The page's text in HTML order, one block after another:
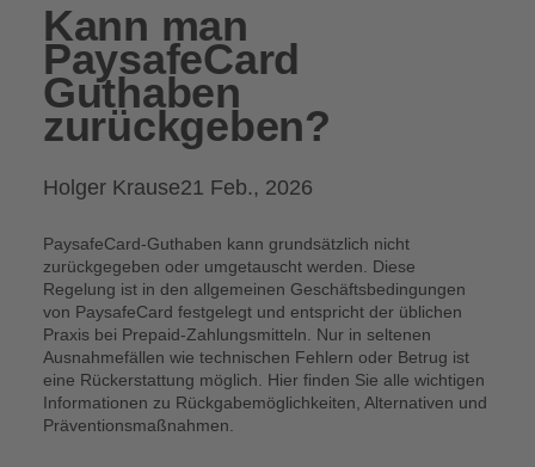
Kann man
PaysafeCard
Guthaben
zurückgeben?
Posted
Holger Krause21 Feb., 2026
PaysafeCard-Guthaben kann grundsätzlich nicht
zurückgegeben oder umgetauscht werden. Diese
Regelung ist in den allgemeinen Geschäftsbedingungen
von PaysafeCard festgelegt und entspricht der üblichen
Praxis bei Prepaid-Zahlungsmitteln. Nur in seltenen
Ausnahmefällen wie technischen Fehlern oder Betrug ist
eine Rückerstattung möglich. Hier finden Sie alle wichtigen
Informationen zu Rückgabemöglichkeiten, Alternativen und
Präventionsmaßnahmen.